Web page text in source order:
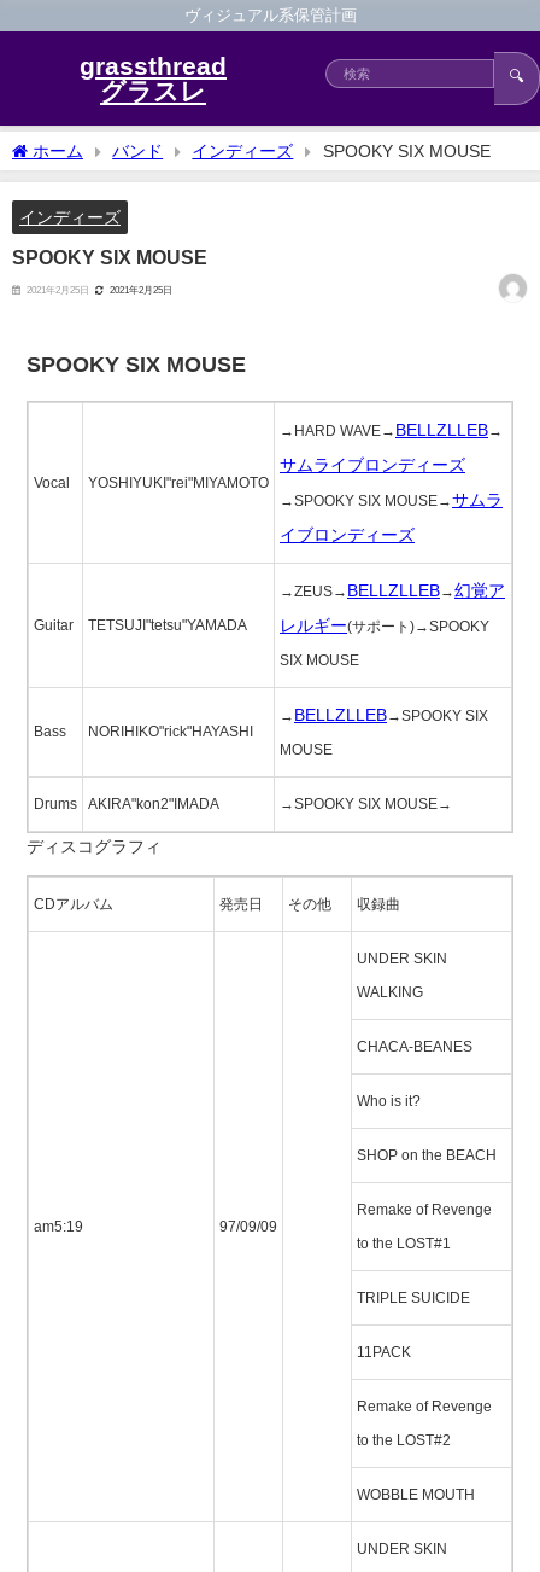
ヴィジュアル系保管計画
grassthread
グラスレ
🔍
ホーム バンド インディーズ SPOOKY SIX MOUSE
インディーズ
SPOOKY SIX MOUSE
2021年2月25日 2021年2月25日
SPOOKY SIX MOUSE
Vocal YOSHIYUKI"rei"MIYAMOTO
→HARD WAVE→ BELLZLLEB→
サムライブロンディーズ
→SPOOKY SIX MOUSE→サムラ
イブロンディーズ
Guitar TETSUJI"tetsu"YAMADA
→ZEUS→ BELLZLLEB→幻覚ア
レルギー(サポート)→SPOOKY
SIX MOUSE
Bass NORIHIKO"rick"HAYASHI
→ BELLZLLEB→SPOOKY SIX
MOUSE
Drums AKIRA"kon2"IMADA →SPOOKY SIX MOUSE→
ディスコグラフィ
CDアルバム 発売日 その他 収録曲
am5:19 97/09/09
UNDER SKIN
WALKING
CHACA-BEANES
Who is it?
SHOP on the BEACH
Remake of Revenge
to the LOST#1
TRIPLE SUICIDE
11PACK
Remake of Revenge
to the LOST#2
WOBBLE MOUTH
UNDER SKIN